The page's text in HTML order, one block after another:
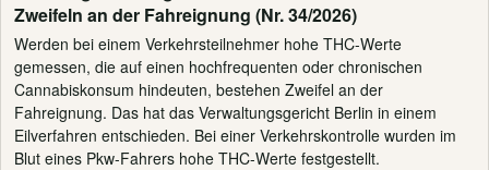
Zweifeln an der Fahreignung (Nr. 34/2026)
Werden bei einem Verkehrsteilnehmer hohe THC-Werte
gemessen, die auf einen hochfrequenten oder chronischen
Cannabiskonsum hindeuten, bestehen Zweifel an der
Fahreignung. Das hat das Verwaltungsgericht Berlin in einem
Eilverfahren entschieden. Bei einer Verkehrskontrolle wurden im
Blut eines Pkw-Fahrers hohe THC-Werte festgestellt.